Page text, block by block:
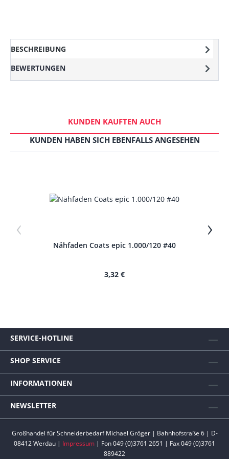
BESCHREIBUNG
BEWERTUNGEN
KUNDEN KAUFTEN AUCH
KUNDEN HABEN SICH EBENFALLS ANGESEHEN
‹
Nähfaden Coats epic 1.000/120 #40
3,32 €
›
SERVICE-HOTLINE
SHOP SERVICE
INFORMATIONEN
NEWSLETTER
Großhandel für Schneiderbedarf Michael Gröger | Bahnhofstraße 6 | D-
08412 Werdau | Impressum | Fon 049 (0)3761 2651 | Fax 049 (0)3761
889422